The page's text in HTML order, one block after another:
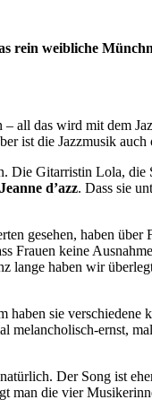
rein weibliche
all das wird mit dem
ist die Jazzmusik
Die Gitarristin Lola, die
Jeanne d’azz. Dass sie
gesehen, haben über
Frauen keine
lange haben wir
sie verschiedene
ernst,
Der Song ist
man die vier